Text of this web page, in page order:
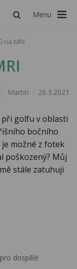
Menu
na MRI
Martin 26.3.2021
golfu v oblasti
bočního
možné z fotek
poškozený? Můj
stále zatuhuji
dospělé